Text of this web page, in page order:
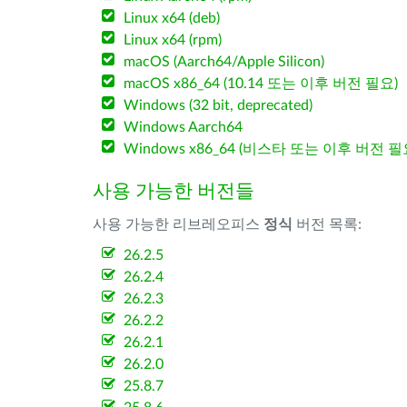
Linux x64 (deb)
Linux x64 (rpm)
macOS (Aarch64/Apple Silicon)
macOS x86_64 (10.14 또는 이후 버전 필요)
Windows (32 bit, deprecated)
Windows Aarch64
Windows x86_64 (비스타 또는 이후 버전 필
사용 가능한 버전들
사용 가능한 리브레오피스 정식 버전 목록:
26.2.5
26.2.4
26.2.3
26.2.2
26.2.1
26.2.0
25.8.7